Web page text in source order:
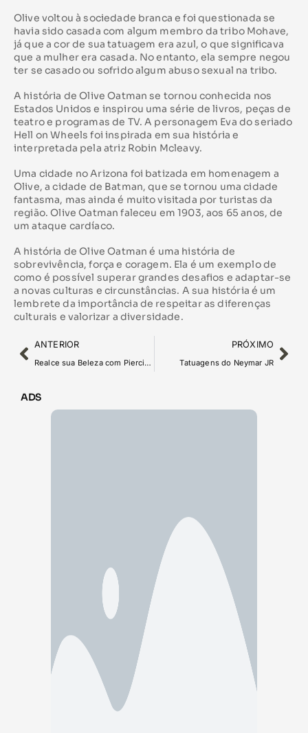
Olive voltou à sociedade branca e foi questionada se
havia sido casada com algum membro da tribo Mohave,
já que a cor de sua tatuagem era azul, o que significava
que a mulher era casada. No entanto, ela sempre negou
ter se casado ou sofrido algum abuso sexual na tribo.
A história de Olive Oatman se tornou conhecida nos
Estados Unidos e inspirou uma série de livros, peças de
teatro e programas de TV. A personagem Eva do seriado
Hell on Wheels foi inspirada em sua história e
interpretada pela atriz Robin Mcleavy.
Uma cidade no Arizona foi batizada em homenagem a
Olive, a cidade de Batman, que se tornou uma cidade
fantasma, mas ainda é muito visitada por turistas da
região. Olive Oatman faleceu em 1903, aos 65 anos, de
um ataque cardíaco.
A história de Olive Oatman é uma história de
sobrevivência, força e coragem. Ela é um exemplo de
como é possível superar grandes desafios e adaptar-se
a novas culturas e circunstâncias. A sua história é um
lembrete da importância de respeitar as diferenças
culturais e valorizar a diversidade.
ANTERIOR
Realce sua Beleza com Piercings Estilosos
PRÓXIMO
Tatuagens do Neymar JR
ADS